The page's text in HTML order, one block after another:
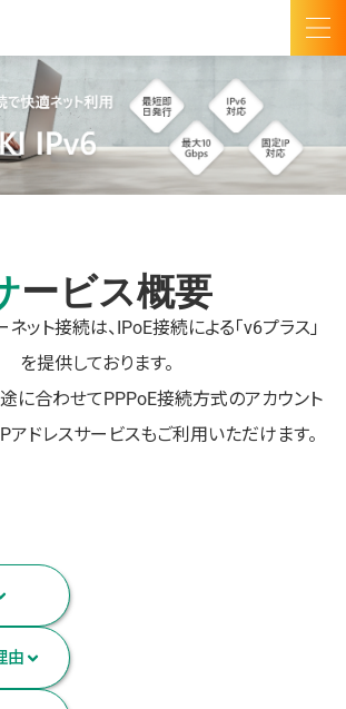
サービス概要
ット接続は、IPoE接続による「v6プラス」
を提供しております。
に合わせてPPPoE接続方式のアカウント
アドレスサービスもご利用いただけます。
由